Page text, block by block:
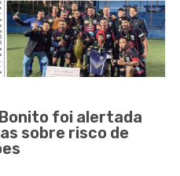
foi alertada
sobre risco de